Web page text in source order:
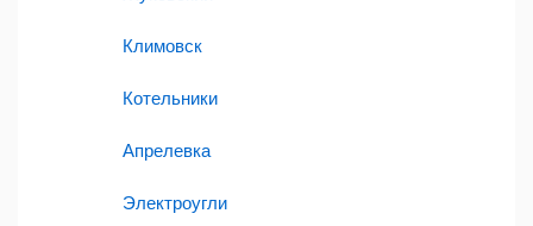
Климовск
Котельники
Апрелевка
Электроугли